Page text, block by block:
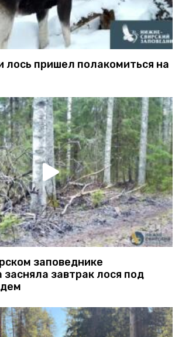
лось пришел полакомиться на
заповеднике
завтрак лося под